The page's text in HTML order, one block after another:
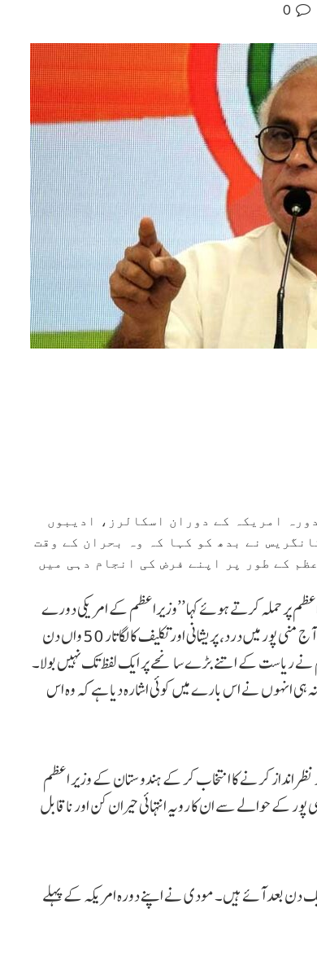
امریکہ کے دوران اسکالرز، ادیبوں
نے بدھ کو کہا کہ وہ بحران کے وقت
کے طور پر اپنے فرض کی انجام دہی میں
پر حملہ کرتے ہوئے کہا ’’وزیراعظم کے امریکی دورے
کے بارے میں تمام خبروں کے درمیان، آئیے ہم خود کو یاد دلائیں کہ آج منی پور میں درد، پریشانی اور تکلیف کا لگاتار 50 واں دن
ریاست کے اتنے بڑے سانحے پر ایک لفظ تک نہیں بولا۔
ہی انہوں نے اس بارے میں کوئی اشارہ دیا ہے کہ وہ اس
انداز کرنے کا انتخاب کر کے ہندوستان کے وزیر اعظم
کے حوالے سے ان کا رویہ انتہائی حیران کن اور ناقابل
دن بعد آئے ہیں۔ مودی نے اپنے دورہ امریکہ کے پہلے